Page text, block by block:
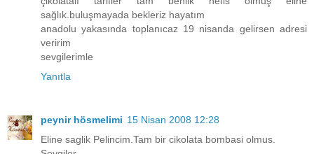
sağlık.buluşmayada bekleriz hayatım
anadolu yakasında toplanıcaz 19 nisanda gelirsen adresi
veririm
sevgilerimle
Yanıtla
peynir hösmelimi 15 Nisan 2008 12:28
Eline saglik Pelincim.Tam bir cikolata bombasi olmus.